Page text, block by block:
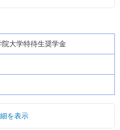
院大学特待生奨学金
を表示